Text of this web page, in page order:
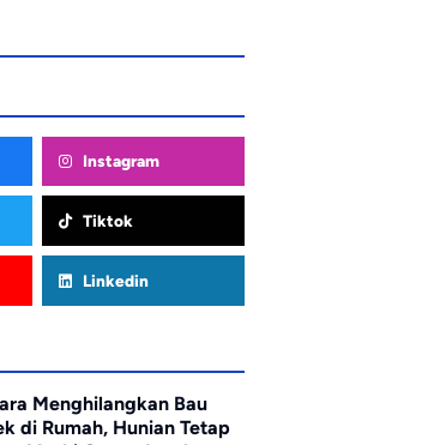
Instagram
Tiktok
Linkedin
Menghilangkan Bau
di Rumah, Hunian Tetap